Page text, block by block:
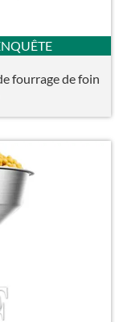
fourrage de foin